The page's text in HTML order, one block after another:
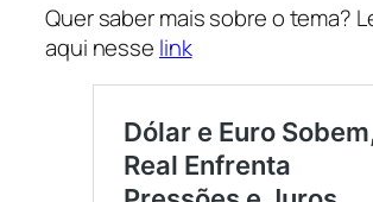
Quer saber mais sobre o tema?
aqui nesse link